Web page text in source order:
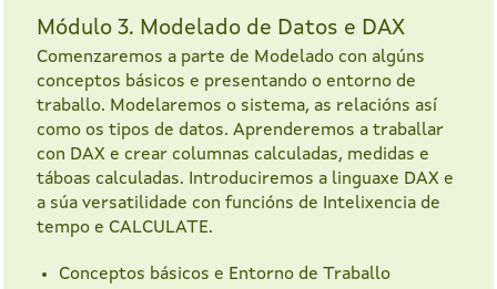
Módulo 3. Modelado de Datos e DAX
Comenzaremos a parte de Modelado con algúns
conceptos básicos e presentando o entorno de
traballo. Modelaremos o sistema, as relacións así
como os tipos de datos. Aprenderemos a traballar
con DAX e crear columnas calculadas, medidas e
táboas calculadas. Introduciremos a linguaxe DAX e
a súa versatilidade con funcións de Intelixencia de
tempo e CALCULATE.
Conceptos básicos e Entorno de Traballo